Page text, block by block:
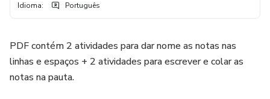
Idioma: Português
PDF contém 2 atividades para dar nome as notas nas
linhas e espaços + 2 atividades para escrever e colar as
notas na pauta.